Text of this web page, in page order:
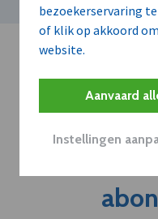
bezoekerservaring
of klik op akkoord
website.
Aanvaard
Instellingen
Kort